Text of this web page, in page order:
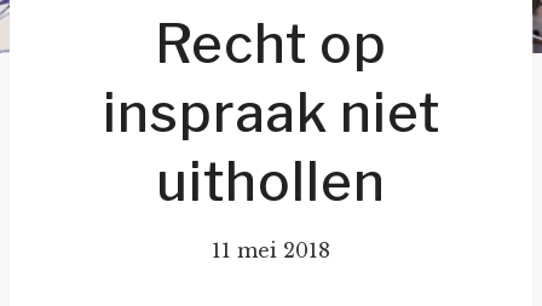
Recht op
inspraak niet
uithollen
11 mei 2018